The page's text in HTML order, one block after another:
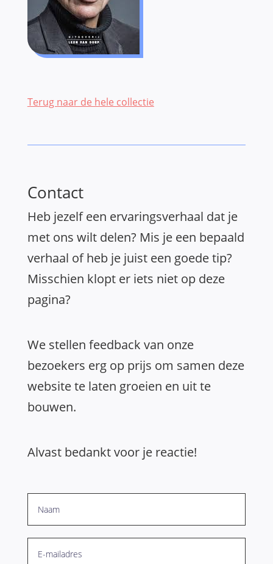
Terug naar de hele collectie
Contact
Heb jezelf een ervaringsverhaal dat je
met ons wilt delen? Mis je een bepaald
verhaal of heb je juist een goede tip?
Misschien klopt er iets niet op deze
pagina?
We stellen feedback van onze
bezoekers erg op prijs om samen deze
website te laten groeien en uit te
bouwen.
Alvast bedankt voor je reactie!